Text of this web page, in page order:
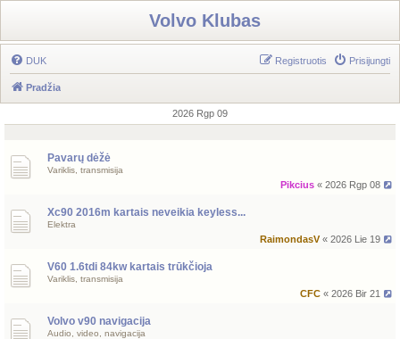
Volvo Klubas
DUK Prisijungti
Registruotis
Pradžia
2026 Rgp 09
Pavarų dėžė
Variklis, transmisija
Pikcius « 2026 Rgp 08
Xc90 2016m kartais neveikia keyless...
Elektra
RaimondasV« 2026 Lie 19
V60 1.6tdi 84kw kartais trūkčioja
Variklis, transmisija
CFC « 2026 Bir 21
Volvo v90 navigacija
Audio, video, navigacija